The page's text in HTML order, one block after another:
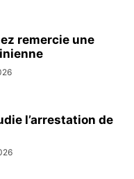
remercie une
l’arrestation de